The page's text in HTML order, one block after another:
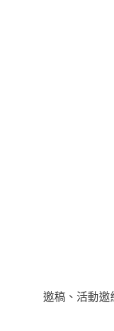
邀稿、活動邀